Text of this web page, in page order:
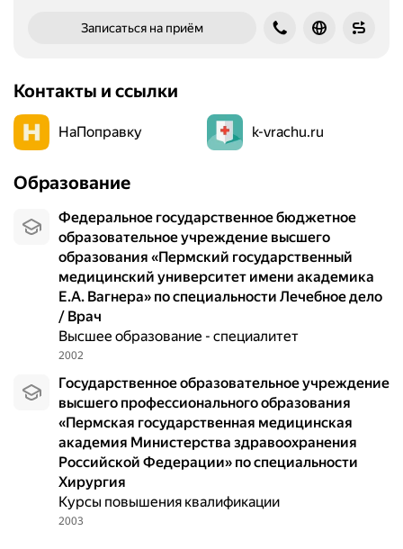
Записаться на приём
Контакты и ссылки
НаПоправку k-vrachu.ru
Образование
Федеральное государственное бюджетное
образовательное учреждение высшего
образования «Пермский государственный
медицинский университет имени академика
Е.А. Вагнера» по специальности Лечебное дело
/ Врач
Высшее образование - специалитет
2002
Государственное образовательное учреждение
высшего профессионального образования
«Пермская государственная медицинская
академия Министерства здравоохранения
Российской Федерации» по специальности
Хирургия
Курсы повышения квалификации
2003